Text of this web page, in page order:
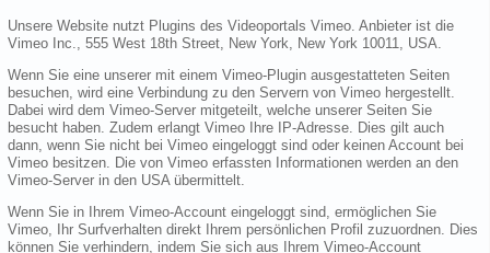
Unsere Website nutzt Plugins des Videoportals Vimeo. Anbieter ist die
Vimeo Inc., 555 West 18th Street, New York, New York 10011, USA.
Wenn Sie eine unserer mit einem Vimeo-Plugin ausgestatteten Seiten
besuchen, wird eine Verbindung zu den Servern von Vimeo hergestellt.
Dabei wird dem Vimeo-Server mitgeteilt, welche unserer Seiten Sie
besucht haben. Zudem erlangt Vimeo Ihre IP-Adresse. Dies gilt auch
dann, wenn Sie nicht bei Vimeo eingeloggt sind oder keinen Account bei
Vimeo besitzen. Die von Vimeo erfassten Informationen werden an den
Vimeo-Server in den USA übermittelt.
Wenn Sie in Ihrem Vimeo-Account eingeloggt sind, ermöglichen Sie
Vimeo, Ihr Surfverhalten direkt Ihrem persönlichen Profil zuzuordnen. Dies
können Sie verhindern, indem Sie sich aus Ihrem Vimeo-Account